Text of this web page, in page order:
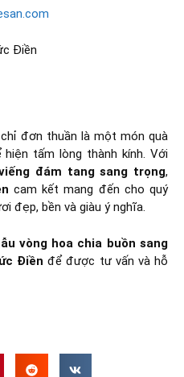
Điền
đơn thuần là một món quà
tấm lòng thành kính. Với
đám tang sang trọng,
cam kết mang đến cho quý
đẹp, bền và giàu ý nghĩa.
vòng hoa chia buồn sang
Điền để được tư vấn và hỗ